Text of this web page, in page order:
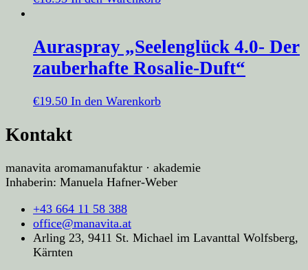
Auraspray „Seelenglück 4.0- Der
zauberhafte Rosalie-Duft“
€19.50 In den Warenkorb
Kontakt
manavita aromamanufaktur · akademie
Inhaberin: Manuela Hafner-Weber
+43 664 11 58 388
office@manavita.at
Arling 23, 9411 St. Michael im Lavanttal Wolfsberg,
Kärnten